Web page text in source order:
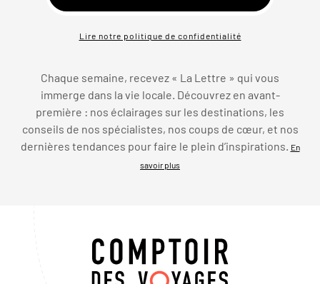
Lire notre politique de confidentialité
Chaque semaine, recevez « La Lettre » qui vous
immerge dans la vie locale. Découvrez en avant-
première : nos éclairages sur les destinations, les
conseils de nos spécialistes, nos coups de cœur, et nos
dernières tendances pour faire le plein d’inspirations.
En
savoir plus